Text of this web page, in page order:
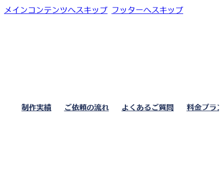
メインコンテンツへスキップ フッターへスキップ
制作実績 ご依頼の流れ よくあるご質問 料金プラ